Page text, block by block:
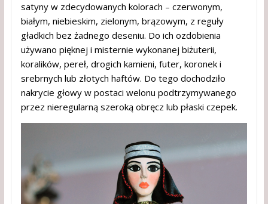
satyny w zdecydowanych kolorach – czerwonym,
białym, niebieskim, zielonym, brązowym, z reguły
gładkich bez żadnego deseniu. Do ich ozdobienia
używano pięknej i misternie wykonanej biżuterii,
koralików, pereł, drogich kamieni, futer, koronek i
srebrnych lub złotych haftów. Do tego dochodziło
nakrycie głowy w postaci welonu podtrzymywanego
przez nieregularną szeroką obręcz lub płaski czepek.